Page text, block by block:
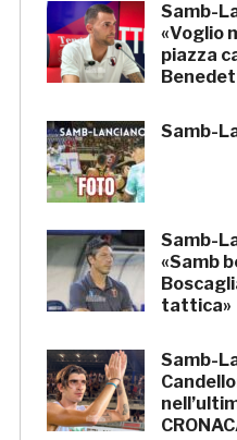
Samb-
«Voglio
piazza
Samb-
Samb-
«Samb
tattica»
Samb-